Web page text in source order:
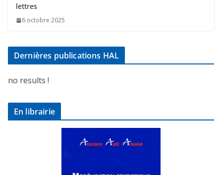
lettres
6 octobre 2025
Dernières publications HAL
no results !
En librairie